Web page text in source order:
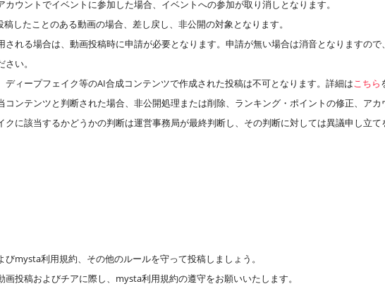
カウントでイベントに参加した場合、イベントへの参加が取り消しとなります。
したことのある動画の場合、差し戻し、非公開の対象となります。
される場合は、動画投稿時に申請が必要となります。申請が無い場合は消音となりますの
い。
ディープフェイク等のAI合成コンテンツで作成された投稿は不可となります。詳細はこちら
ンテンツと判断された場合、非公開処理または削除、ランキング・ポイントの修正、ア
に該当するかどうかの判断は運営事務局が最終判断し、その判断に対しては異議申し立て
びmysta利用規約、その他のルールを守って投稿しましょう。
画投稿およびチアに際し、mysta利用規約の遵守をお願いいたします。